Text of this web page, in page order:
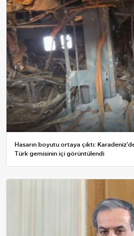
Hasarın boyutu ortaya çıktı:
Türk gemisinin içi görüntülendi